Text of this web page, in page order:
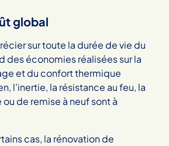
global
sur toute la durée de vie du
des économies réalisées sur la
et du confort thermique
l’inertie, la résistance au feu, la
de remise à neuf sont à
cas, la rénovation de